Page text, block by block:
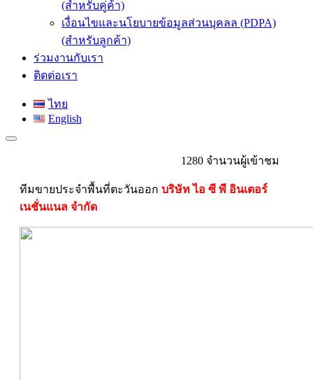
(สำหรับคู่ค้า)
เงื่อนไขและนโยบายข้อมูลส่วนบุคลล (PDPA)
(สำหรับลูกค้า)
ร่วมงานกับเรา
ติดต่อเรา
ไทย
English
1280 จำนวนผู้เข้าชม
ทีมขายประจำพื้นที่ตะวันออก บริษัท ไอ ซี พี อินเตอร์
เนชั่นแนล จำกัด